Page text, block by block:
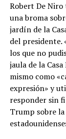
Robert De Niro
una broma
jardín de la
del presidente.
los que no
jaula de la
mismo como
expresión» y
responder sin
Trump sobre